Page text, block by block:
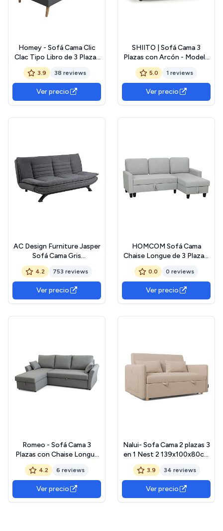
Homey - Sofá Cama Clic
Clac Tipo Libro de 3 Plazas
Modelo Elvira, Diseño
Moderno, Práctico y
Funcional, Gris
3.9 38 reviews
Ver precio
SHIITO | Sofá Cama 3
Plazas con Arcón - Modelo
Trevor- Apertura Clic-Clac |
100x193x100 cm | 2 Cojines
Incluidos | Color Gris
Oscuro Comodidad |
Comodidad con Estilo
5.0 1 reviews
Ver precio
AC Design Furniture Jasper
Sofá Cama Gris
Oscuro/Negro, con 3
Posiciones Reclinables,
Moderno de 3 Plazas sin
Reposabrazos, Tapizado
con Patas de Metal Negro,
4.2 753 reviews
Ver precio
HOMCOM Sofá Cama
Chaise Longue de 3 Plazas,
Chaise Longue Reversible
Ambos Lados con
Almacenaje, Sofá Cama
Esquinero Desplegable con
Fundas de Cojines
0.0 0 reviews
Ver precio
Romeo - Sofá Cama 3
Plazas con Chaise Longue
Reversible y
Almacenamiento -
Tapizado en Tela Moderna
y Fácil de Limpiar - Espuma
de Alta Densidad -
4.2 6 reviews
Ver precio
Nalui- Sofa Cama 2 plazas 3
en 1 Nest 2 139x100x80cm
con Respaldo Ajustable y 2
Almohadas. Sofa Cama
Chaise Longue, Soporta
hasta 240Kg. Sofa 2 Plazas
Convertible en Cama
3.9 34 reviews
Ver precio